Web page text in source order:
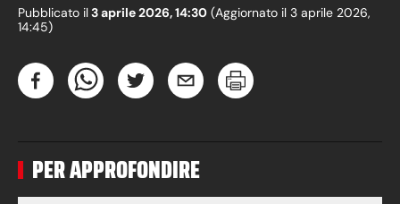
Pubblicato il3 aprile 2026, 14:30 (Aggiornato il 3 aprile 2026,
14:45)
PER APPROFONDIRE